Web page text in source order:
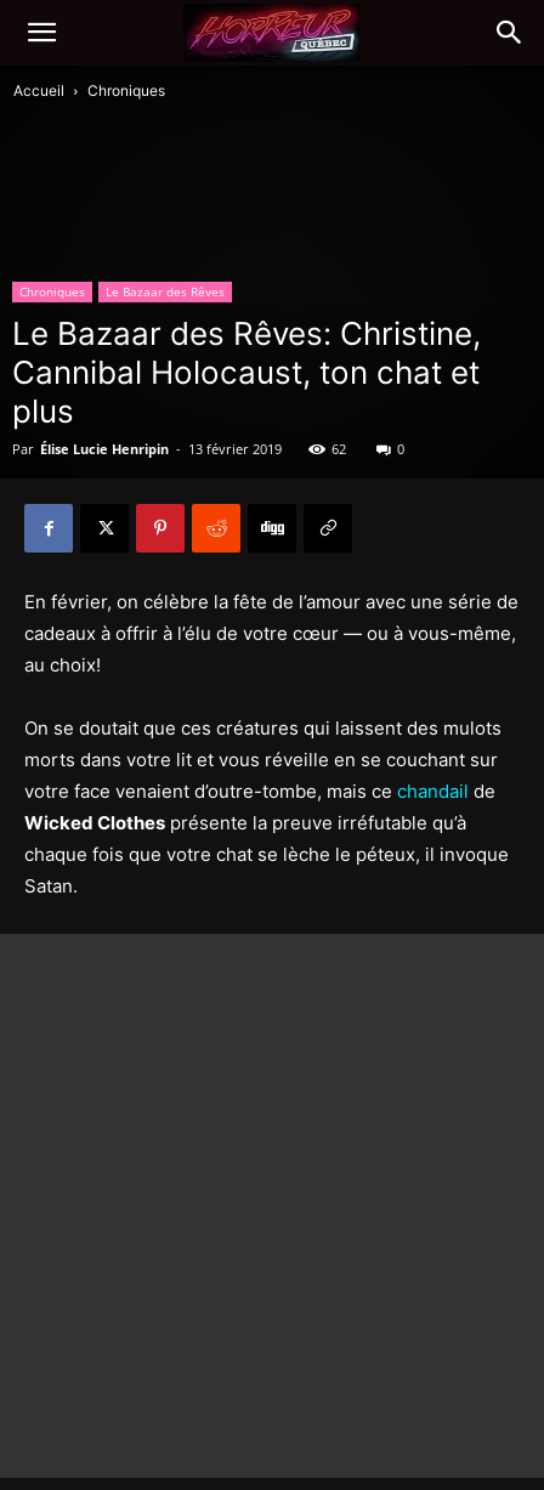
Accueil Chroniques
Chroniques Le Bazaar des Rêves
Le Bazaar des Rêves: Christine,
Cannibal Holocaust, ton chat et
plus
Par Élise Lucie Henripin - 13 février 2019 62 0
En février, on célèbre la fête de l’amour avec une série de
cadeaux à offrir à l’élu de votre cœur — ou à vous-même,
au choix!
On se doutait que ces créatures qui laissent des mulots
morts dans votre lit et vous réveille en se couchant sur
votre face venaient d’outre-tombe, mais ce chandail de
Wicked Clothes présente la preuve irréfutable qu’à
chaque fois que votre chat se lèche le péteux, il invoque
Satan.